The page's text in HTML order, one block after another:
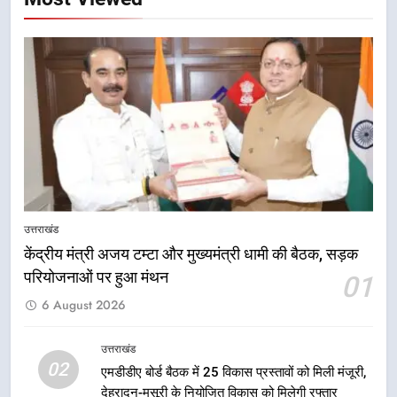
उत्तराखंड
केंद्रीय मंत्री अजय टम्टा और मुख्यमंत्री धामी की बैठक, सड़क
परियोजनाओं पर हुआ मंथन
01
6 August 2026
02
उत्तराखंड
एमडीडीए बोर्ड बैठक में 25 विकास प्रस्तावों को मिली मंजूरी,
देहरादून-मसूरी के नियोजित विकास को मिलेगी रफ्तार
1
केंद्रीय मंत्री अजय टम्टा और मुख्यमंत्री
धामी की बैठक, सड़क परियोजनाओं पर
हुआ मंथन
उत्तराखंड
एमडीडीए बोर्ड बैठक में 25 विकास प्रस्तावों
को मिली मंजूरी, देहरादून-मसूरी के
3